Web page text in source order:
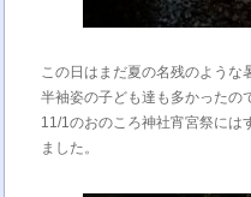
この日はまだ夏の名残のような
半袖姿の子ども達も多かったの
11/1のおのころ神社宵宮祭には
ました。